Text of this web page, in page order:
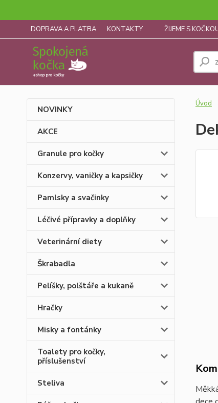
DOPRAVA A PLATBA KONTAKTY ŽIJEME S
NOVINKY
AKCE
Granule pro kočky
Konzervy, vaničky a kapsičky
Pamlsky a svačinky
Léčivé přípravky a doplňky
Veterinární diety
Škrabadla
Pelíšky, polštáře a kukaně
Hračky
Misky a fontánky
Toalety pro kočky,
příslušenství
Steliva
Úvod